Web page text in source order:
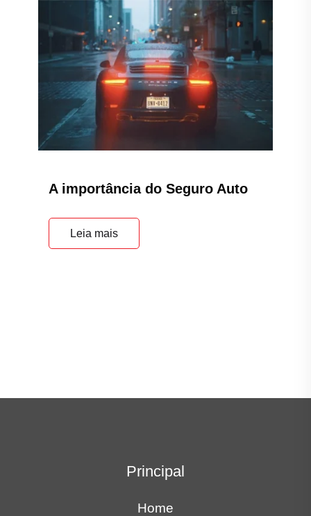
A importância do Seguro Auto
Leia mais
Principal
Home